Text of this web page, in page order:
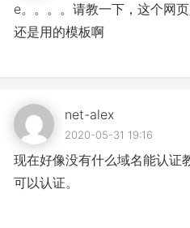
e。。。。请教一下，这个网
还是用的模板啊
net-alex
2020-05-31 19:16
现在好像没有什么域名能认证
可以认证。